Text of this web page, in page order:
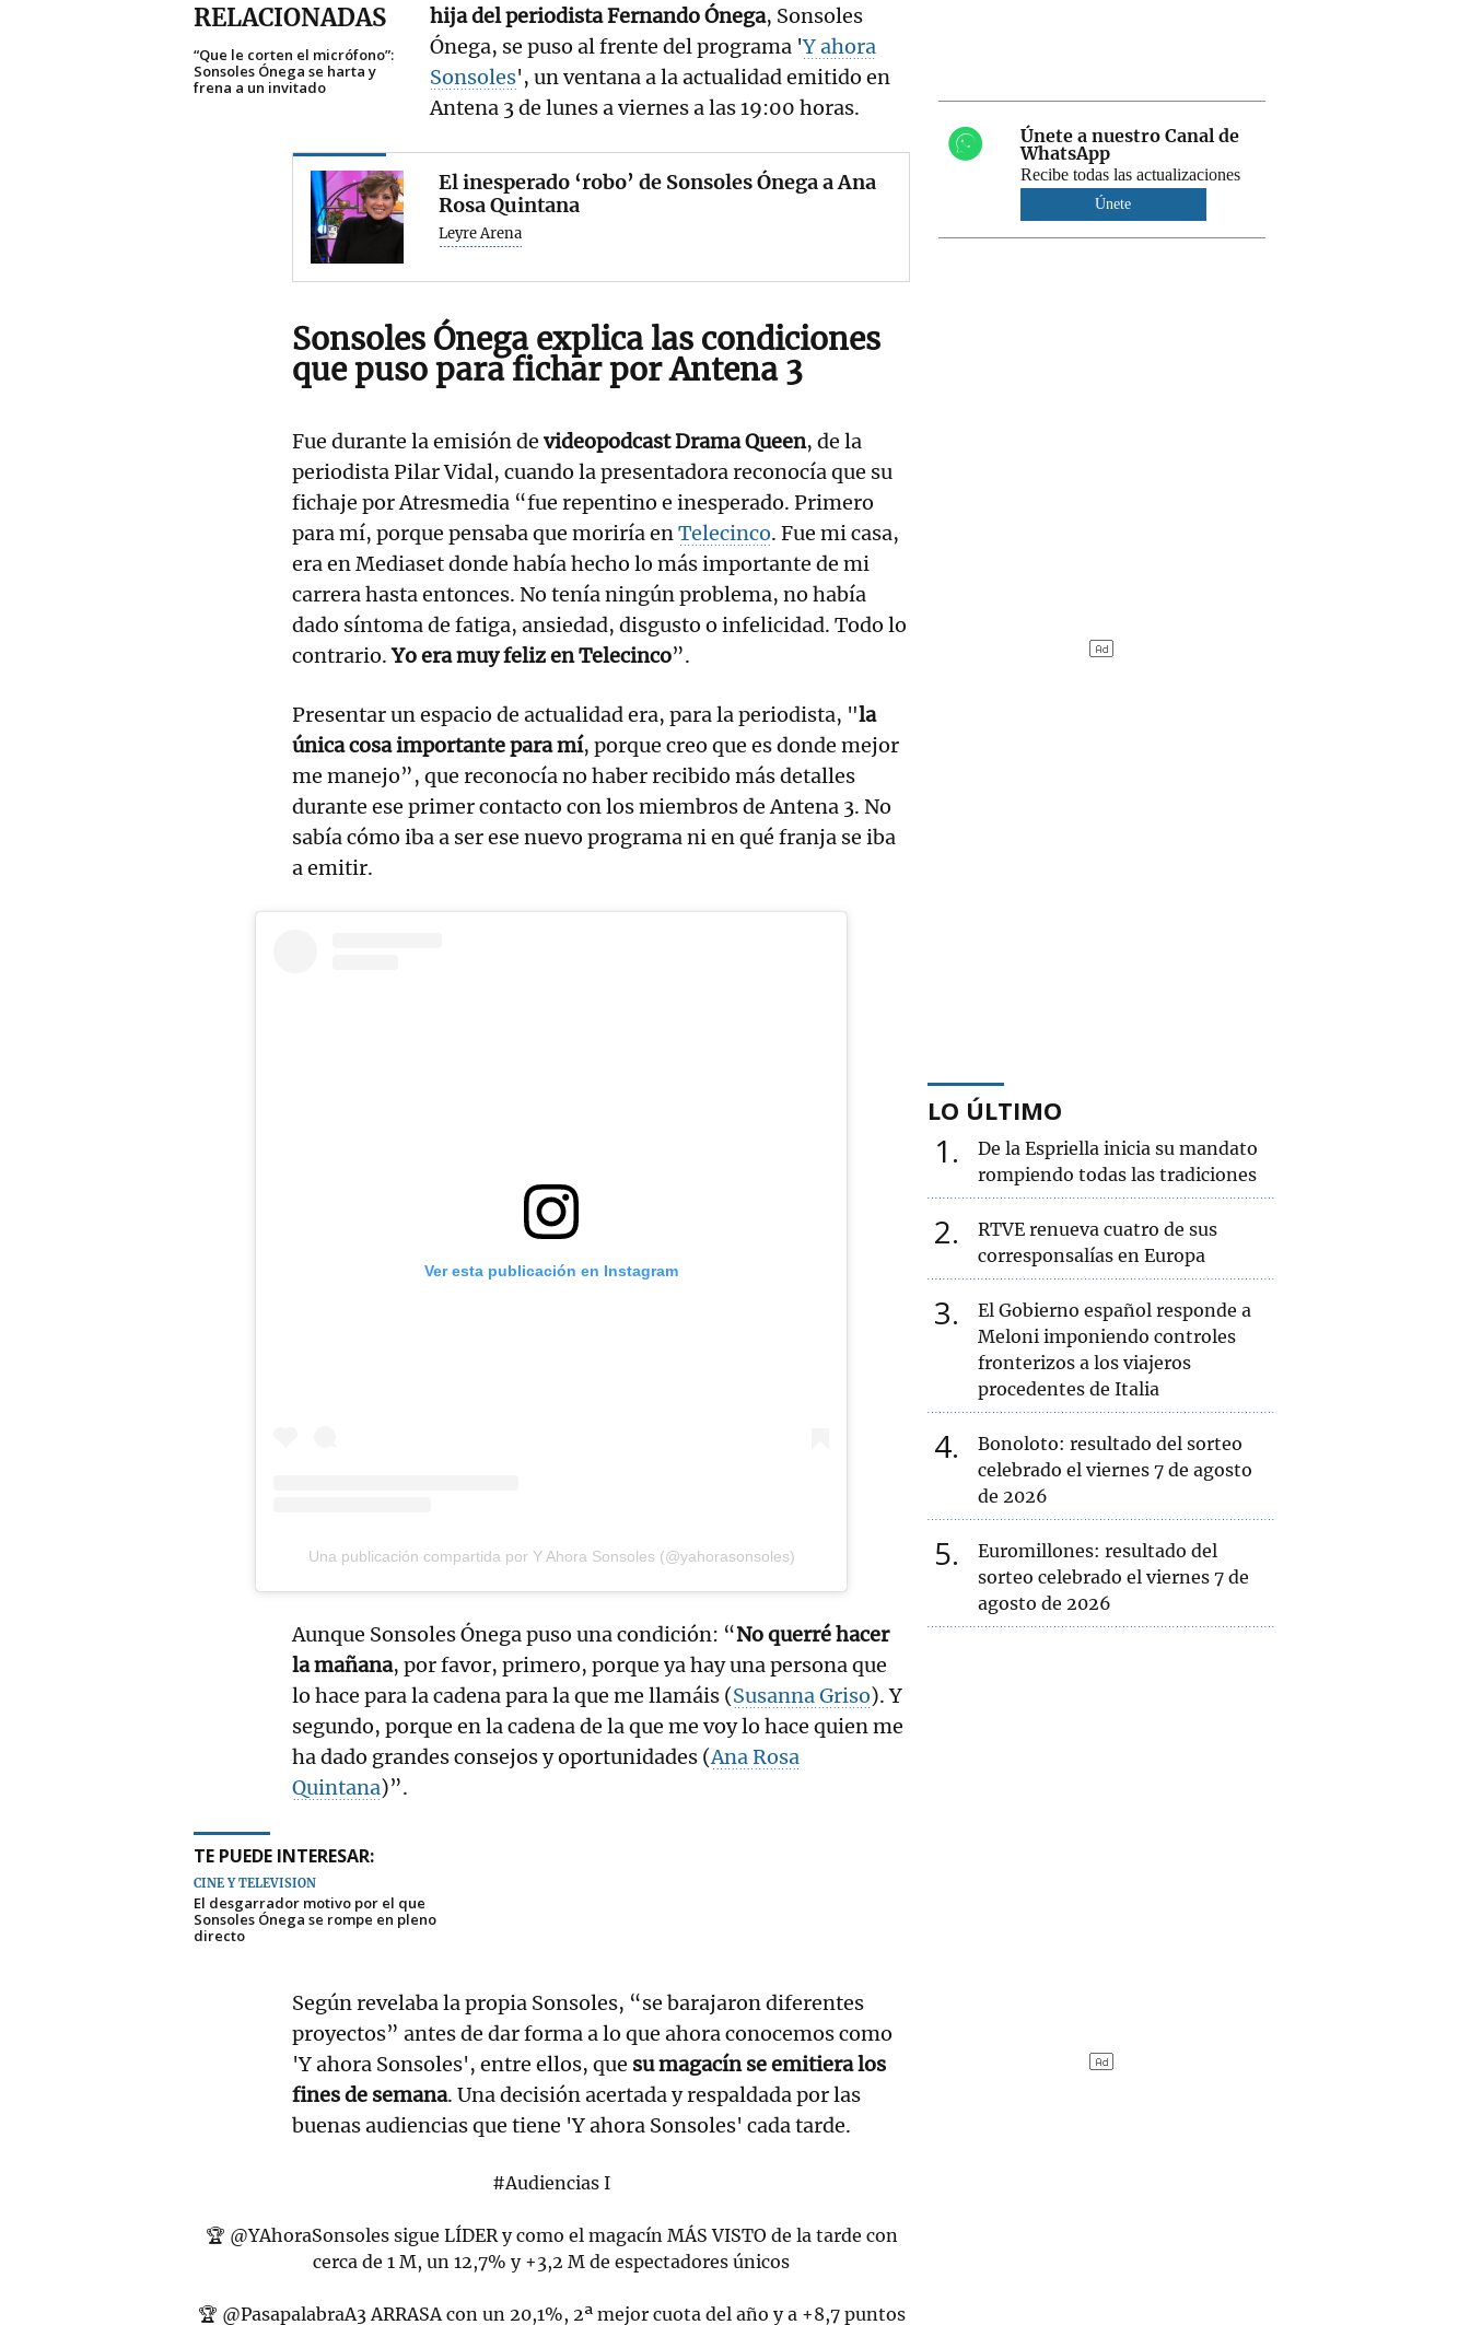
RELACIONADAS
“Que le corten el micrófono”:
Sonsoles Ónega se harta y
frena a un invitado
hija del periodista Fernando Ónega, Sonsoles
Ónega, se puso al frente del programa 'Y ahora
Sonsoles', un ventana a la actualidad emitido en
Antena 3 de lunes a viernes a las 19:00 horas.
El inesperado ‘robo’ de Sonsoles Ónega a Ana
Rosa Quintana
Leyre Arena
Sonsoles Ónega explica las condiciones
que puso para fichar por Antena 3
Fue durante la emisión de videopodcast Drama Queen, de la
periodista Pilar Vidal, cuando la presentadora reconocía que su
fichaje por Atresmedia “fue repentino e inesperado. Primero
para mí, porque pensaba que moriría enTelecinco. Fue mi casa,
era en Mediaset donde había hecho lo más importante de mi
carrera hasta entonces. No tenía ningún problema, no había
dado síntoma de fatiga, ansiedad, disgusto o infelicidad. Todo lo
contrario.Yo era muy feliz en Telecinco”.
Presentar un espacio de actualidad era, para la periodista, "la
única cosa importante para mí, porque creo que es donde mejor
me manejo”, que reconocía no haber recibido más detalles
durante ese primer contacto con los miembros de Antena 3. No
sabía cómo iba a ser ese nuevo programa ni en qué franja se iba
a emitir.
Ver esta publicación en Instagram
Una publicación compartida por Y Ahora Sonsoles (@yahorasonsoles)
Aunque Sonsoles Ónega puso una condición: “No querré hacer
la mañana, por favor, primero, porque ya hay una persona que
lo hace para la cadena para la que me llamáis (Susanna Griso). Y
segundo, porque en la cadena de la que me voy lo hace quien me
ha dado grandes consejos y oportunidades (Ana Rosa
Quintana)”.
TE PUEDE INTERESAR:
CINE Y TELEVISIÓN
El desgarrador motivo por el que
Sonsoles Ónega se rompe en pleno
directo
Según revelaba la propia Sonsoles, “se barajaron diferentes
proyectos” antes de dar forma a lo que ahora conocemos como
'Y ahora Sonsoles', entre ellos, que su magacín se emitiera los
fines de semana. Una decisión acertada y respaldada por las
buenas audiencias que tiene 'Y ahora Sonsoles' cada tarde.
#Audiencias I
🏆 @YAhoraSonsolessigue LÍDER y como el magacín MÁS VISTO de la tarde con
cerca de 1 M, un 12,7% y +3,2 M de espectadores únicos
🏆 @PasapalabraA3ARRASA con un 20,1%, 2ª mejor cuota del año y a +8,7 puntos
Únete a nuestro Canal de
WhatsApp
Recibe todas las actualizaciones
Únete
LO ÚLTIMO
1
De la Espriella inicia su mandato
rompiendo todas las tradiciones
2
RTVE renueva cuatro de sus
corresponsalías en Europa
3
El Gobierno español responde a
Meloni imponiendo controles
fronterizos a los viajeros
procedentes de Italia
4
Bonoloto: resultado del sorteo
celebrado el viernes 7 de agosto
de 2026
5
Euromillones: resultado del
sorteo celebrado el viernes 7 de
agosto de 2026